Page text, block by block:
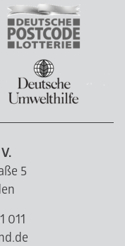
5
011